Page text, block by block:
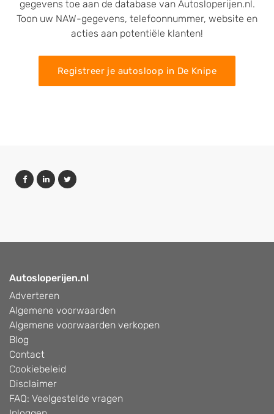
gegevens toe aan de database van Autosloperijen.nl.
Toon uw NAW-gegevens, telefoonnummer, website en
acties aan potentiële klanten!
Registreer je autosloop in De Knipe
Autosloperijen.nl
Adverteren
Algemene voorwaarden
Algemene voorwaarden verkopen
Blog
Contact
Cookiebeleid
Disclaimer
FAQ: Veelgestelde vragen